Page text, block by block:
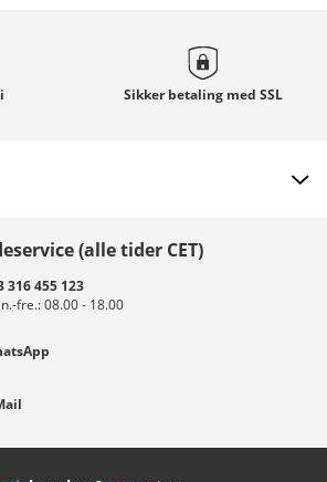
Sikker betaling med SSL
Österreich
Italia (Italiano) Italien (Deutsch)
(alle tider CET)
316 455 123
fre.: 08.00 - 18.00